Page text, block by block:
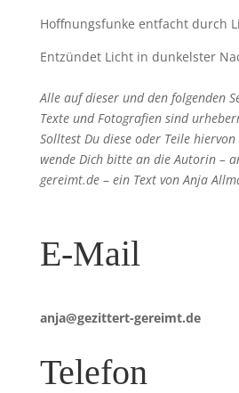
Hoffnungsfunke entfacht durch
Entzündet Licht in dunkelster
Alle auf dieser und den folgenden
Texte und Fotografien sind
Solltest Du diese oder Teile
wende Dich bitte an die Autorin –
gereimt.de – ein Text von Anja
E-Mail
anja@gezittert-gereimt.de
Telefon